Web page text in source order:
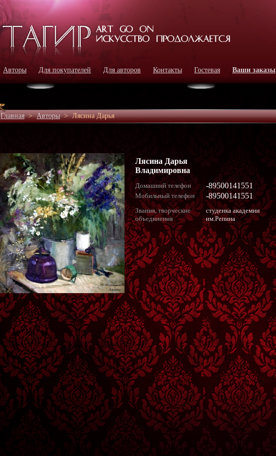
Авторы Для покупателей Для авторов Контакты Гостевая Ваши заказы
Главная>Авторы>Лясина Дарья
Лясина Дарья
Владимировна
Домашний телефон -89500141551
Мобильный телефон -89500141551
Звания, творческие
объединения
студенка академии
им.Репина